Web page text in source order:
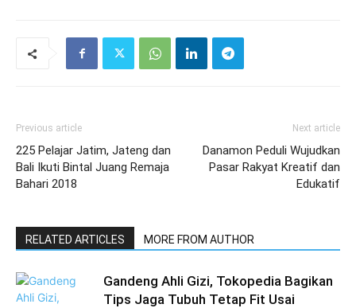
Previous article
225 Pelajar Jatim, Jateng dan
Bali Ikuti Bintal Juang Remaja
Bahari 2018
Next article
Danamon Peduli Wujudkan
Pasar Rakyat Kreatif dan
Edukatif
RELATED ARTICLES MORE FROM AUTHOR
Gandeng Ahli Gizi, Tokopedia Bagikan
Tips Jaga Tubuh Tetap Fit Usai